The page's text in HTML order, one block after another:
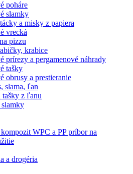
poháre
slamky
a misky z papiera
vrecká
pizzu
krabice
prírezy a pergamenové náhrady
tašky
obrusy a prestieranie
slama, ľan
tašky z ľanu
slamky
WPC a PP príbor na
a drogéria